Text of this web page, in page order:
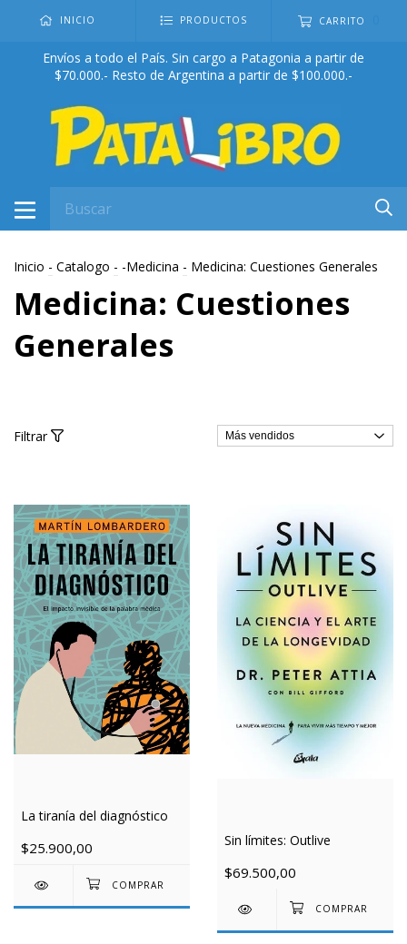
INICIO PRODUCTOS CARRITO
Envíos a todo el País. Sin cargo a Patagonia a partir de
$70.000.- Resto de Argentina a partir de $100.000.-
Inicio - Catalogo - -Medicina - Medicina: Cuestiones Generales
Medicina: Cuestiones
Generales
Filtrar
La tiranía del diagnóstico
$25.900,00 Sin límites: Outlive
$69.500,00